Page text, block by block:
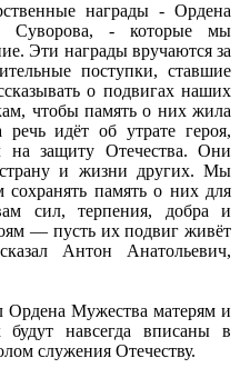
награды - Ордена
Суворова, - которые мы
Эти награды вручаются за
поступки, ставшие
о подвигах наших
чтобы память о них жила
речь идёт об утрате героя,
на защиту Отечества. Они
и жизни других. Мы
память о них для
сил, терпения, добра и
— пусть их подвиг живёт
Антон Анатольевич,
Ордена Мужества матерям и
навсегда вписаны в
служения Отечеству.